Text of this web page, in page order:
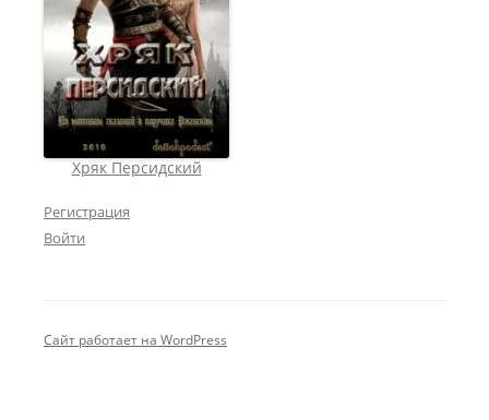
Хряк Персидский
Регистрация
Войти
Сайт работает на WordPress